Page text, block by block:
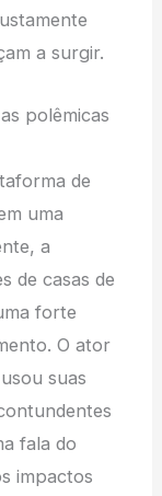
a surgir.
polêmicas
de
uma
a
de casas de
forte
O ator
suas
fala do
impactos